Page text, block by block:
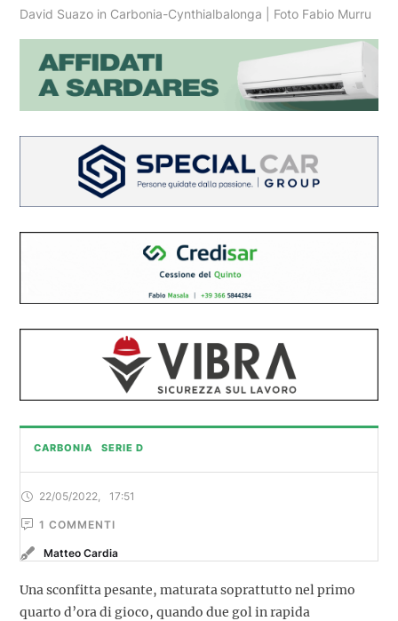
David Suazo in Carbonia-Cynthialbalonga | Foto Fabio Murru
CARBONIA SERIE D
22/05/2022 17:51
1 COMMENTI
Matteo Cardia
Una sconfitta pesante, maturata soprattutto nel primo
quarto d’ora di gioco, quando due gol in rapida